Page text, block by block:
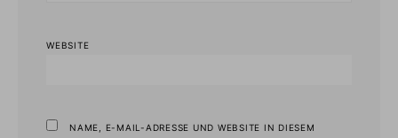
WEBSITE
NAME, E-MAIL-ADRESSE UND WEBSITE IN DIESEM